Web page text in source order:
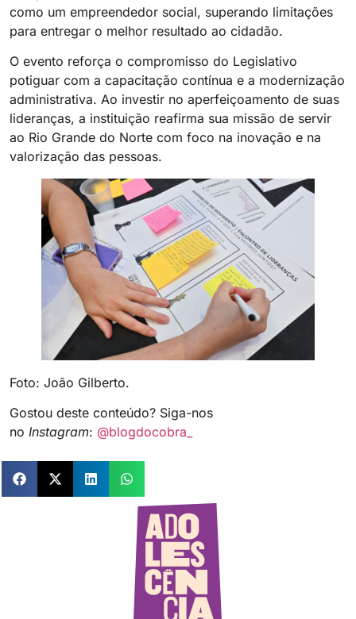
como um empreendedor social, superando limitações
para entregar o melhor resultado ao cidadão.
O evento reforça o compromisso do Legislativo
potiguar com a capacitação contínua e a modernização
administrativa. Ao investir no aperfeiçoamento de suas
lideranças, a instituição reafirma sua missão de servir
ao Rio Grande do Norte com foco na inovação e na
valorização das pessoas.
Foto: João Gilberto.
Gostou deste conteúdo? Siga-nos
no Instagram: @blogdocobra_